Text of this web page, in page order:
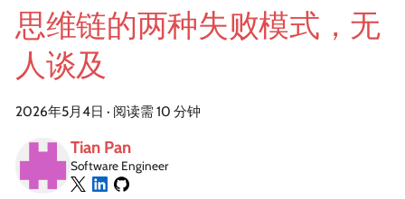
思维链的两种失败模式，无
人谈及
2026年5月4日 · 阅读需 10 分钟
Tian Pan
Software Engineer